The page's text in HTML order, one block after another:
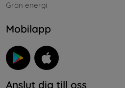
Grön energi
Mobilapp
Anslut dig till oss